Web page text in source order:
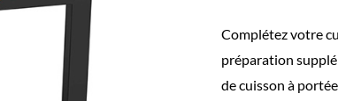
Complétez votre
préparation
de cuisson à